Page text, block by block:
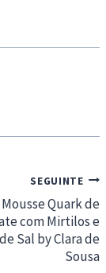
SEGUINTE
Mousse Quark de
com Mirtilos e
Sal by Clara de
Sousa